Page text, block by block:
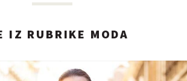
IZ RUBRIKE MODA